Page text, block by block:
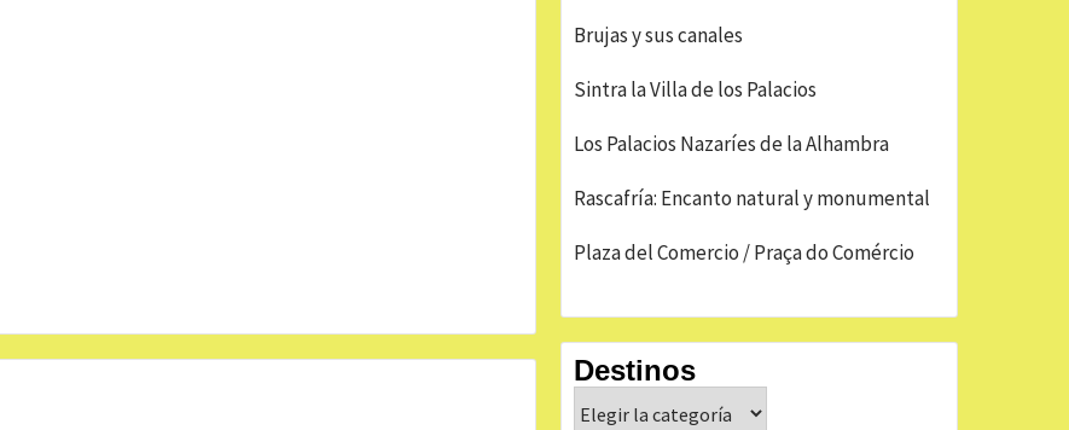
Brujas y sus canales
Sintra la Villa de los Palacios
Los Palacios Nazaríes de la Alhambra
Rascafría: Encanto natural y monumental
Plaza del Comercio / Praça do Comércio
Destinos